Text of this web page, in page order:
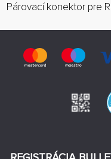
Párovací konektor pre